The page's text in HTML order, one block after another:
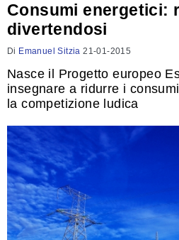
Consumi energetici:
divertendosi
Di Emanuel Sitzia 21-01-2015
Nasce il Progetto europeo
insegnare a ridurre i
la competizione ludica